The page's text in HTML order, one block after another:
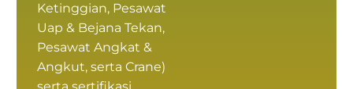
Ketinggian, Pesawat
Uap & Bejana Tekan,
Pesawat Angkat &
Angkut, serta Crane)